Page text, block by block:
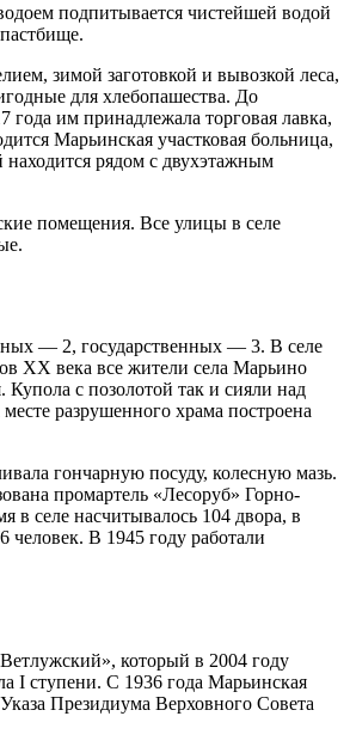
зу
нет
зу
нет
окс
нет
зу
нет
зу
нет
зу
нет
зу
нет
зу
нет
окс
нет
зу
нет
зу
нет
окс
нет
зу
нет
зу
нет
зу
нет
зу
нет
зу
нет
подпитывается чистейшей водой
зимой заготовкой и вывозкой леса,
для хлебопашества. До
им принадлежала торговая лавка,
Марьинская участковая больница,
рядом с двухэтажным
помещения. Все улицы в селе
— 2, государственных — 3. В селе
XX века все жители села Марьино
Купола с позолотой так и сияли над
разрушенного храма построена
гончарную посуду, колесную мазь.
промартель «Лесоруб» Горно-
в селе насчитывалось 104 двора, в
В 1945 году работали
который в 2004 году
I ступени. С 1936 года Марьинская
Президиума Верховного Совета